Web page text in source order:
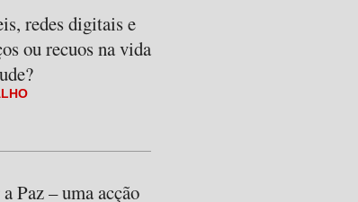
redes digitais e
ou recuos na vida
Paz – uma acção